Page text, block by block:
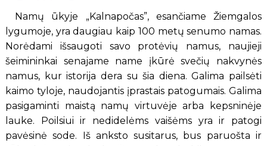
Namų ūkyje „Kalnapočas”, esančiame Žiemgalos
lygumoje, yra daugiau kaip 100 metų senumo namas.
Norėdami išsaugoti savo protėvių namus, naujieji
šeimininkai senajame name įkūrė svečių nakvynės
namus, kur istorija dera su šia diena. Galima pailsėti
kaimo tyloje, naudojantis įprastais patogumais. Galima
pasigaminti maistą namų virtuvėje arba kepsninėje
lauke. Poilsiui ir nedidelėms vaišėms yra ir patogi
pavėsinė sode. Iš anksto susitarus, bus paruošta ir